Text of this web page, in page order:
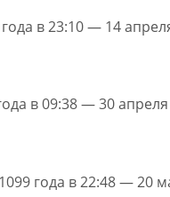
в 23:10 — 14
в 09:38 — 30
года в 22:48 — 20